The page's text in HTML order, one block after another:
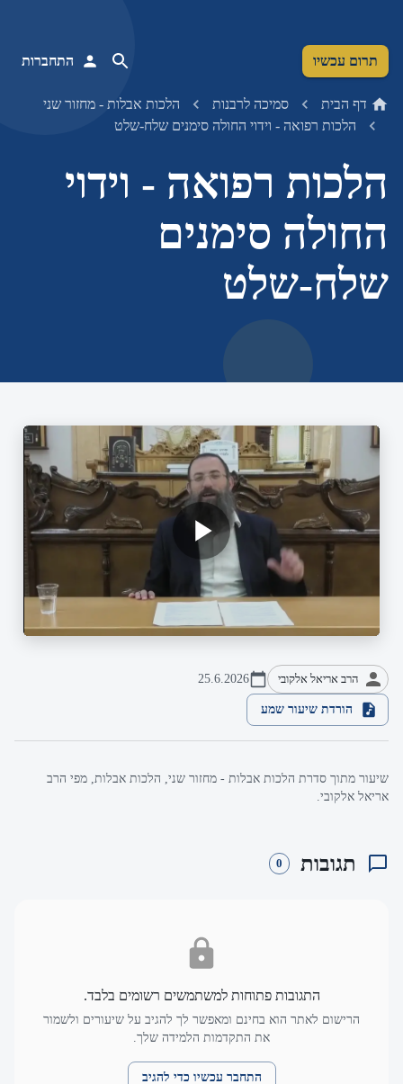
תרום עכשיו התחברות
דף הבית סמיכה לרבנות
הלכות אבלות - מחזור שני
הלכות רפואה - וידוי החולה סימנים שלח-שלט
הלכות רפואה - וידוי
החולה סימנים
שלח-שלט
הרב אריאל אלקובי 25.6.2026
הורדת שיעור שמע
שיעור מתוך סדרת הלכות אבלות - מחזור שני, הלכות אבלות, מפי הרב
אריאל אלקובי.
תגובות 0
התגובות פתוחות למשתמשים רשומים בלבד.
הרישום לאתר הוא בחינם ומאפשר לך להגיב על שיעורים ולשמור
את התקדמות הלמידה שלך.
התחבר עכשיו כדי להגיב